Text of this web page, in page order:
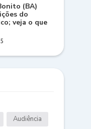
(BA)
do
veja o que
Audiência